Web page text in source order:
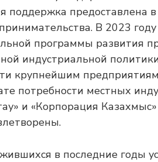
поддержка предоставлена
В 2023
программы развития
индустриальной
крупнейшим
потребности местных
и «Корпорация
в последние годы